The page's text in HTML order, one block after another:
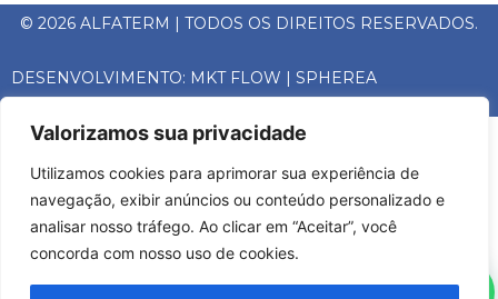
Valorizamos sua privacidade
Utilizamos cookies para aprimorar sua experiência de
navegação, exibir anúncios ou conteúdo personalizado e
analisar nosso tráfego. Ao clicar em “Aceitar”, você
concorda com nosso uso de cookies.
© 2026 ALFATERM | TODOS OS DIREITOS RESERVADOS.
DESENVOLVIMENTO: MKT FLOW | SPHEREA